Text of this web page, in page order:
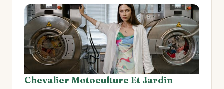
Chevalier Motoculture Et Jardin